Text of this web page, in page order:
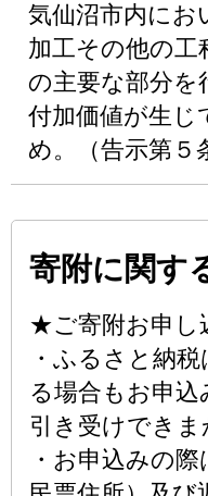
気仙沼市内にお
加工その他の工
の主要な部分を
付加価値が生じ
め。（告示第５
寄附に関す
★ご寄附お申し
・ふるさと納
る場合もお申
引き受けできま
・お申込みの